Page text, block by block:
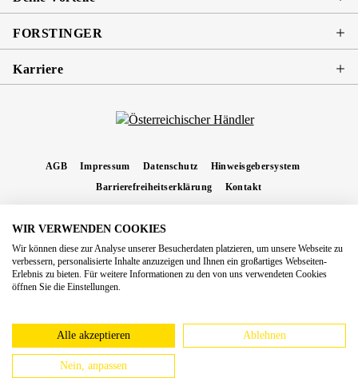
FORSTINGER
Karriere
AGB Impressum Datenschutz
Hinweisgebersystem
Barrierefreiheitserklärung
Kontakt
Nachnahmegebühren, wenn nicht anders angegeben.
Copyright 2026 Forstinger Österreich GmbH
Königstetter Straße 128 - 134/OG3, 3430 Tulln
europäschen Online-Streitbeilegungs-Plattform hinzuweisen:
webgate.ec.europa.eu/odr
WIR VERWENDEN COOKIES
Wir können diese zur Analyse unserer Besucherdaten platzieren, um unsere Webseite zu
verbessern, personalisierte Inhalte anzuzeigen und Ihnen ein großartiges Webseiten-
Erlebnis zu bieten. Für weitere Informationen zu den von uns verwendeten Cookies
öffnen Sie die Einstellungen.
Alle akzeptieren Ablehnen
Nein, anpassen